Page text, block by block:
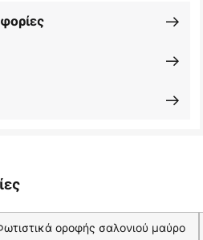
οροφής σαλονιού μαύρο